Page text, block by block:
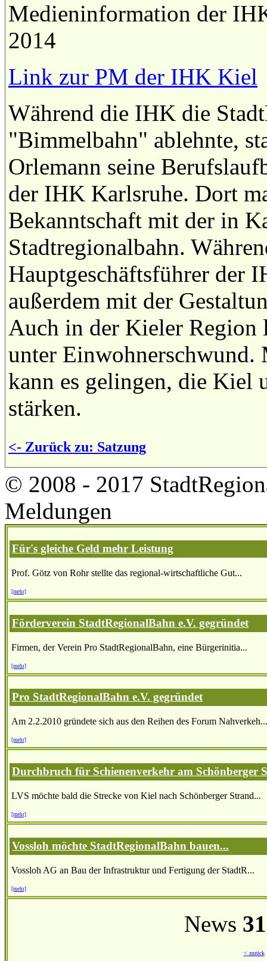
Medieninformation der
2014
Link zur PM der IHK Kiel
Während die IHK die
"Bimmelbahn" ablehnte,
Orlemann seine
der IHK Karlsruhe. Dort
Bekanntschaft mit der in
Stadtregionalbahn.
Hauptgeschäftsführer der
außerdem mit der
Auch in der Kieler Region
unter Einwohnerschwund.
kann es gelingen, die Kiel
stärken.
<- Zurück zu: Satzung
© 2008 - 2017
Meldungen
Für's gleiche Geld mehr Leistung
Prof. Götz von Rohr stellte das regional-wirtschaftliche Gut...
[mehr]
Förderverein StadtRegionalBahn e.V. gegründet
Firmen, der Verein Pro StadtRegionalBahn, eine Bürgerinitia...
[mehr]
Pro StadtRegionalBahn e.V. gegründet
Am 2.2.2010 gründete sich aus den Reihen des Forum Nahverkeh...
[mehr]
Durchbruch für Schienenverkehr am Schönberger
LVS möchte bald die Strecke von Kiel nach Schönberger Strand...
[mehr]
Vossloh möchte StadtRegionalBahn bauen...
Vossloh AG an Bau der Infrastruktur und Fertigung der StadtR...
[mehr]
News
< zurück